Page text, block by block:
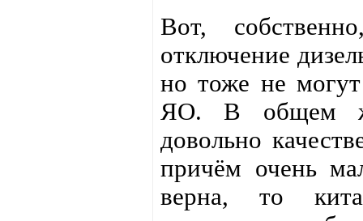
Вот,
отключение
но тоже не могут
ЯО. В общем
довольно
причём очень
верна, то